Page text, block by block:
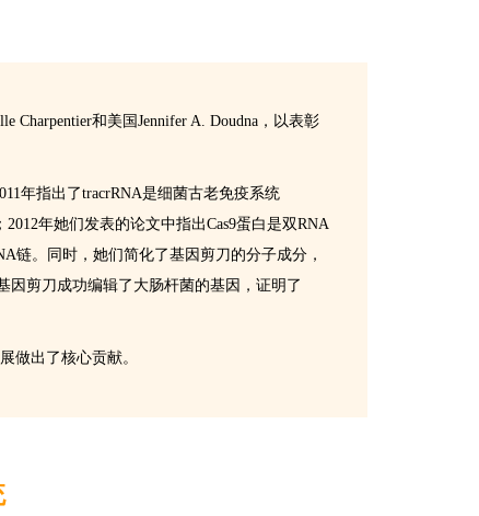
Charpentier和美国Jennifer A. Doudna，以表彰
年指出了tracrRNA是细菌古老免疫系统
2012年她们发表的论文中指出Cas9蛋白是双RNA
链。同时，她们简化了基因剪刀的分子成分，
因剪刀成功编辑了大肠杆菌的基因，证明了
做出了核心贡献。